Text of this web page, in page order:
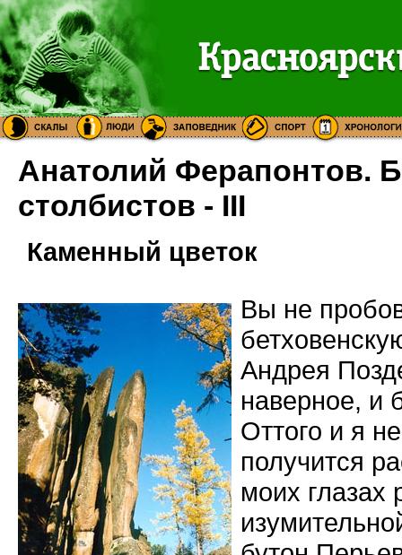
Анатолий Ферапонтов.
столбистов - III
Каменный цветок
Вы не
Андрея
наверное, и
Оттого и я
получится
моих глазах